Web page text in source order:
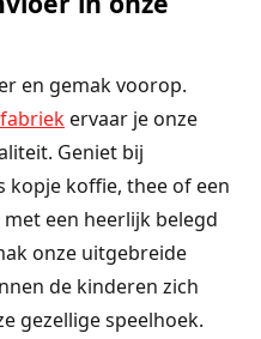
en gemak voorop.
fabriekervaar je onze
Geniet bij
kopje koffie, thee of een
een heerlijk belegd
onze uitgebreide
de kinderen zich
gezellige speelhoek.